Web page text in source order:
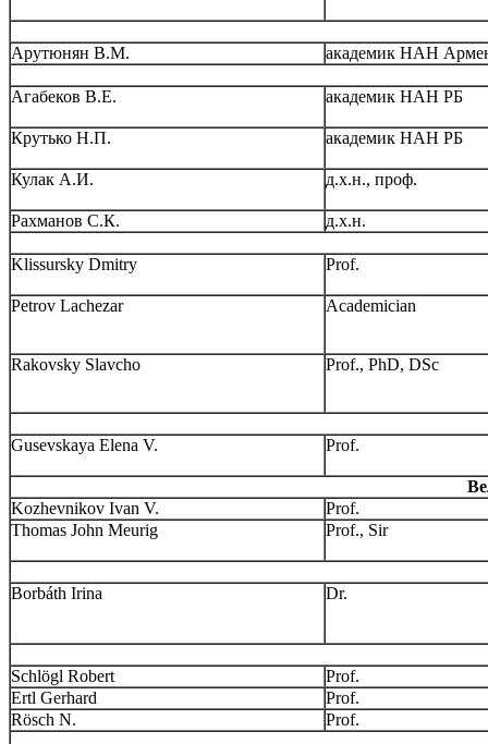
Арутюнян В.М. академик НАН
Агабеков В.Е. академик НАН РБ
Крутько Н.П. академик НАН РБ
Кулак А.И. д.х.н., проф.
Рахманов С.К. д.х.н.
Klissursky Dmitry Prof.
Petrov Lachezar Academician
Rakovsky Slavcho Prof., PhD, DSc
Gusevskaya Elena V. Prof.
Kozhevnikov Ivan V.
Prof.
Thomas John Meurig
Prof., Sir
Borbáth Irina Dr.
Schlögl Robert
Prof.
Ertl Gerhard
Prof.
Rösch N.
Prof.